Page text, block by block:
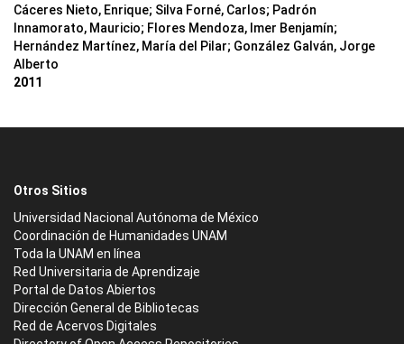
Cáceres Nieto, Enrique; Silva Forné, Carlos; Padrón
Innamorato, Mauricio; Flores Mendoza, Imer Benjamín;
Hernández Martínez, María del Pilar; González Galván, Jorge
Alberto
2011
Otros Sitios
Universidad Nacional Autónoma de México
Coordinación de Humanidades UNAM
Toda la UNAM en línea
Red Universitaria de Aprendizaje
Portal de Datos Abiertos
Dirección General de Bibliotecas
Red de Acervos Digitales